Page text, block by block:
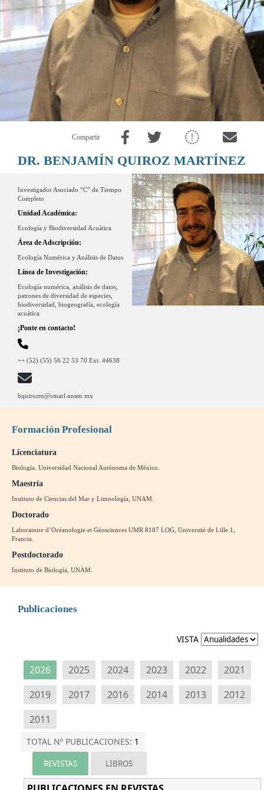
Compartir
DR. BENJAMÍN QUIROZ MARTÍNEZ
Investigador Asociado “C” de Tiempo
Completo
Unidad Académica:
Ecología y Biodiversidad Acuática
Área de Adscripción:
Ecología Numérica y Análisis de Datos
Línea de Investigación:
Ecología numérica, análisis de datos,
patrones de diversidad de especies,
biodiversidad, biogeografía, ecología
acuática
¡Ponte en contacto!
++ (52) (55) 56 22 53 70 Ext. 44638
bquirozm@cmarl.unam.mx
Formación Profesional
Licenciatura
Biología. Universidad Nacional Autónoma de México.
Maestría
Instituto de Ciencias del Mar y Limnología, UNAM.
Doctorado
Laboratoire d’Océanologie et Géosciences UMR 8187 LOG, Université de Lille 1,
Francia.
Postdoctorado
Instituto de Biología, UNAM.
Publicaciones